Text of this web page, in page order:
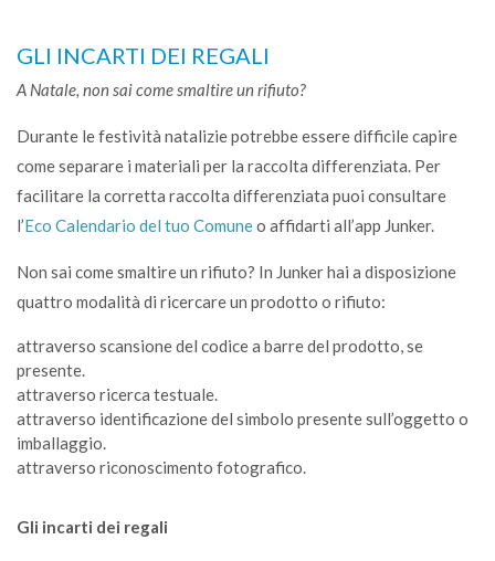
GLI INCARTI DEI REGALI
A Natale, non sai come smaltire un rifiuto?
Durante le festività natalizie potrebbe essere difficile capire
come separare i materiali per la raccolta differenziata. Per
facilitare la corretta raccolta differenziata puoi consultare
l’Eco Calendario del tuo Comuneo affidarti all’app Junker.
Non sai come smaltire un rifiuto? In Junker hai a disposizione
quattro modalità di ricercare un prodotto o rifiuto:
attraverso scansione del codice a barre del prodotto, se
presente.
attraverso ricerca testuale.
attraverso identificazione del simbolo presente sull’oggetto o
imballaggio.
attraverso riconoscimento fotografico.
Gli incarti dei regali